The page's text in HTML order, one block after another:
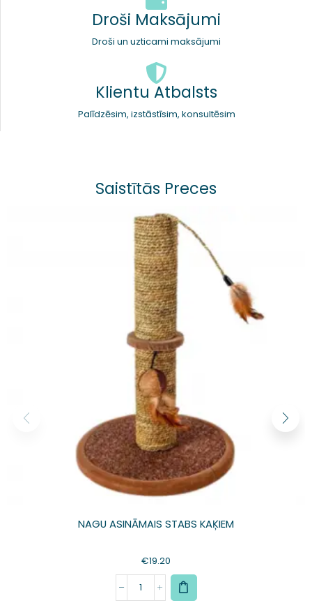
Droši Maksājumi
Droši un uzticami maksājumi
Klientu Atbalsts
Palīdzēsim, izstāstīsim, konsultēsim
Saistītās Preces
NAGU ASINĀMAIS STABS KAĶIEM
€19.20